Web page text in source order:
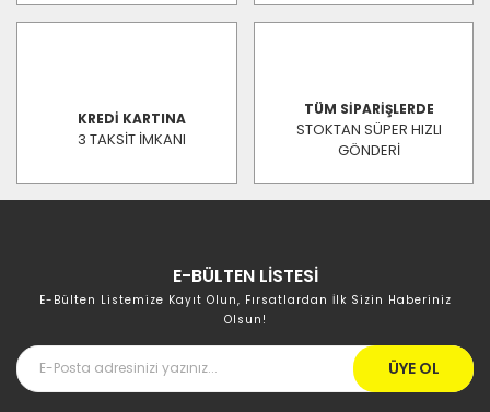
KREDİ KARTINA
3 TAKSİT İMKANI
TÜM SİPARİŞLERDE
STOKTAN SÜPER HIZLI
GÖNDERİ
E-BÜLTEN LİSTESİ
E-Bülten Listemize Kayıt Olun, Fırsatlardan İlk Sizin Haberiniz
Olsun!
ÜYE OL